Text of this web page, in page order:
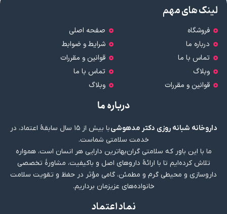
لینک های مهم
فروشگاه
درباره ما
تماس با ما
وبلاگ
قوانین و مقررات
صفحه اصلی
شرایط و ضوابط
قوانین و مقررات
تماس با ما
وبلاگ
درباره ما
داروخانه شبانه روزی دکتر مدهوشی
با بیش از ۱۵ سال سابقهٔ اعتماد، در
خدمت سلامتی شماست.
ما با این باور که سلامتی گران‌بهاترین دارایی هر انسان است، همواره
تلاش کرده‌ایم تا با ارائهٔ داروهای اصل و باکیفیت، مشاورهٔ تخصصی
داروسازی و محیطی گرم و مطمئن، گامی مؤثر در حفظ و تقویت سلامت
خانواده‌های عزیزمان برداریم.
نماد اعتماد